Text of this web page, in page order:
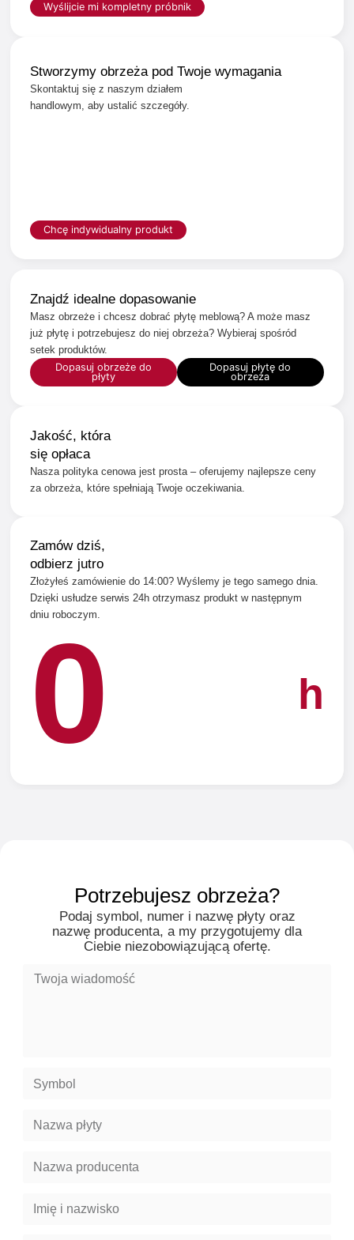
Wyślijcie mi kompletny próbnik
Stworzymy obrzeża pod Twoje wymagania
Skontaktuj się z naszym działem
handlowym, aby ustalić szczegóły.
Chcę indywidualny produkt
Znajdź idealne dopasowanie
Masz obrzeże i chcesz dobrać płytę meblową? A może masz
już płytę i potrzebujesz do niej obrzeża? Wybieraj spośród
setek produktów.
Dopasuj obrzeże do
płyty
Dopasuj płytę do
obrzeża
Jakość, która
się opłaca
Nasza polityka cenowa jest prosta – oferujemy najlepsze ceny
za obrzeża, które spełniają Twoje oczekiwania.
Zamów dziś,
odbierz jutro
Złożyłeś zamówienie do 14:00? Wyślemy je tego samego dnia.
Dzięki usłudze serwis 24h otrzymasz produkt w następnym
dniu roboczym.
0 h
Potrzebujesz obrzeża?
Podaj symbol, numer i nazwę płyty oraz
nazwę producenta, a my przygotujemy dla
Ciebie niezobowiązującą ofertę.